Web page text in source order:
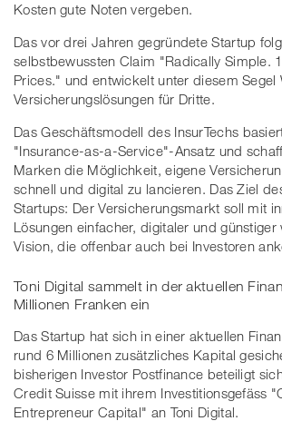
Kosten gute Noten vergeben.
Das vor drei Jahren gegründete Startup
selbstbewussten Claim "Radically Simple.
Prices." und entwickelt unter diesem Segel
Versicherungslösungen für Dritte.
Das Geschäftsmodell des InsurTechs
"Insurance-as-a-Service"-Ansatz und
Marken die Möglichkeit, eigene
schnell und digital zu lancieren. Das Ziel
Startups: Der Versicherungsmarkt soll mit
Lösungen einfacher, digitaler und günstiger
Vision, die offenbar auch bei Investoren
Toni Digital sammelt in der aktuellen
Millionen Franken ein
Das Startup hat sich in einer aktuellen
rund 6 Millionen zusätzliches Kapital
bisherigen Investor Postfinance beteiligt
Credit Suisse mit ihrem Investitionsgefäss
Entrepreneur Capital" an Toni Digital.